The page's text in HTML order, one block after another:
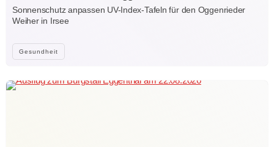
Gesundheit
Sonnenschutz anpassen UV-Index-Tafeln für den Oggenrieder
Weiher in Irsee